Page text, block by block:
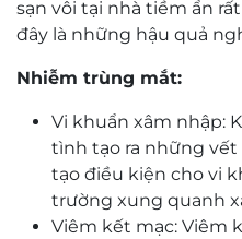
sạn vôi tại nhà tiềm ẩn
đây là những hậu quả
Nhiễm trùng mắt:
Vi khuẩn xâm nhập:
tình tạo ra những vết
tạo điều kiện cho vi
trường xung quanh
Viêm kết mạc: Viêm